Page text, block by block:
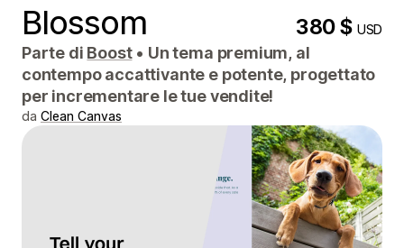
Blossom 380 $USD
Parte di Boost • Un tema premium, al
contempo accattivante e potente, progettato
per incrementare le tue vendite!
da Clean Canvas